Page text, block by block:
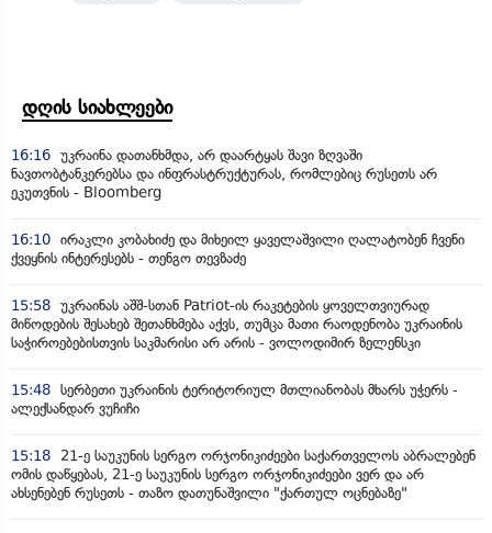
დღის სიახლეები
16:16 უკრაინა დათანხმდა, არ დაარტყას შავი ზღვაში
ნავთობტანკერებსა და ინფრასტრუქტურას, რომლებიც რუსეთს არ
ეკუთვნის - Bloomberg
16:10 ირაკლი კობახიძე და მიხეილ ყაველაშვილი ღალატობენ ჩვენი
ქვეყნის ინტერესებს - თენგო თევზაძე
15:58 უკრაინას აშშ-სთან Patriot-ის რაკეტების ყოველთვიურად
მიწოდების შესახებ შეთანხმება აქვს, თუმცა მათი რაოდენობა უკრაინის
საჭიროებებისთვის საკმარისი არ არის - ვოლოდიმირ ზელენსკი
15:48 სერბეთი უკრაინის ტერიტორიულ მთლიანობას მხარს უჭერს -
ალექსანდარ ვუჩიჩი
15:18
21-ე საუკუნის სერგო ორჯონიკიძეები საქართველოს აბრალებენ
ომის დაწყებას, 21-ე საუკუნის სერგო ორჯონიკიძეები ვერ და არ
ახსენებენ რუსეთს - თაზო დათუნაშვილი "ქართულ ოცნებაზე"